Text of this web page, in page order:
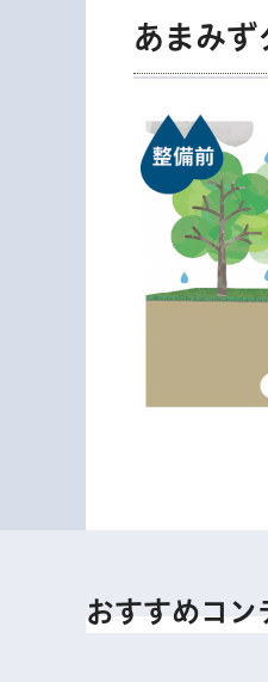
あまみず
おすすめコン